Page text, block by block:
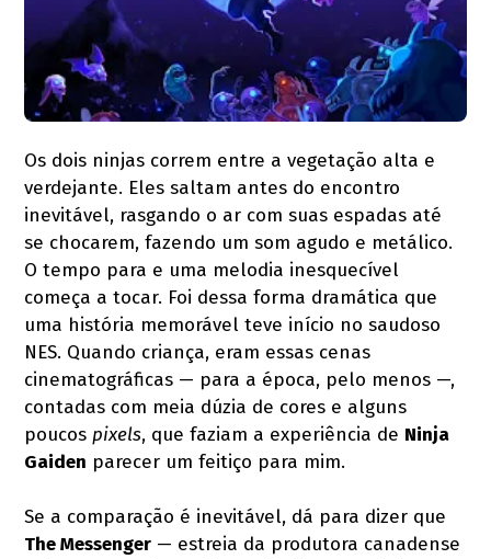
Os dois ninjas correm entre a vegetação alta e
verdejante. Eles saltam antes do encontro
inevitável, rasgando o ar com suas espadas até
se chocarem, fazendo um som agudo e metálico.
O tempo para e uma melodia inesquecível
começa a tocar. Foi dessa forma dramática que
uma história memorável teve início no saudoso
NES. Quando criança, eram essas cenas
cinematográficas — para a época, pelo menos —,
contadas com meia dúzia de cores e alguns
poucospixels, que faziam a experiência de Ninja
Gaiden parecer um feitiço para mim.
Se a comparação é inevitável, dá para dizer que
The Messenger — estreia da produtora canadense